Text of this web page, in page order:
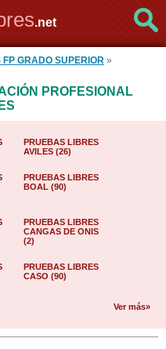
.net
GRADO SUPERIOR »
PROFESIONAL
PRUEBAS LIBRES
AVILES (26)
PRUEBAS LIBRES
BOAL (90)
PRUEBAS LIBRES
CANGAS DE ONIS
(2)
PRUEBAS LIBRES
CASO (90)
Ver más»